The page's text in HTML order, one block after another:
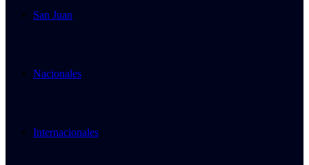
San Juan
Nacionales
Internacionales